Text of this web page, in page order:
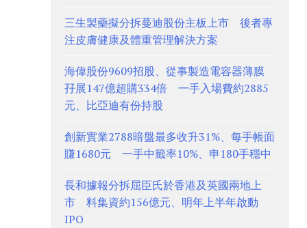
三生製藥擬分拆蔓迪股份主板上市 後者專
注皮膚健康及體重管理解決方案
海偉股份9609招股、從事製造電容器薄膜
孖展147億超購334倍 一手入場費約2885
元、比亞迪有份持股
創新實業2788暗盤最多收升31%、每手帳面
賺1680元 一手中籤率10%、申180手穩中
長和據報分拆屈臣氏於香港及英國兩地上
市 料集資約156億元、明年上半年啟動
IPO